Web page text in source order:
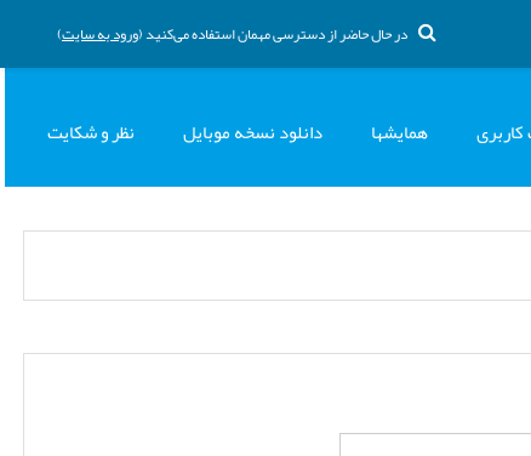
در حال حاضر از دسترسی مهمان استفاده می‌کنید (ورود به سایت)
همایشها دانلود نسخه موبایل نظر و شکایت